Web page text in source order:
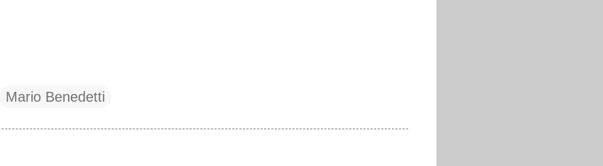
Mario Benedetti